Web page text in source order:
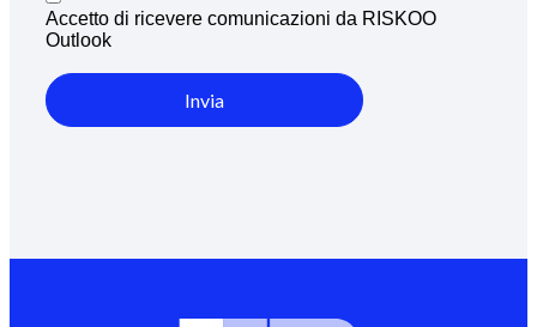
Accetto di ricevere comunicazioni da RISKOO
Outlook
Invia